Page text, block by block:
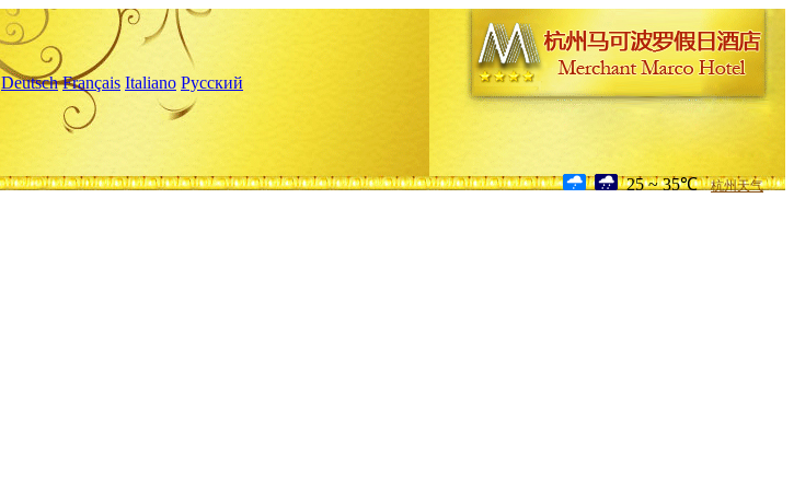
Deutsch Français Italiano Русский
25 ~ 35℃ 杭州天气